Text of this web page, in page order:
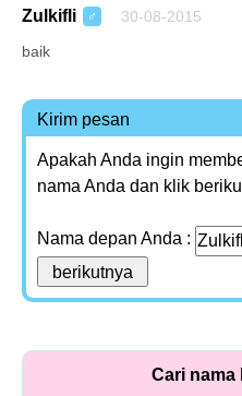
Zulkifli ♂ 30-08-2015
baik
Kirim pesan
Apakah Anda ingin
nama Anda dan klik
Nama depan Anda :
Cari nama